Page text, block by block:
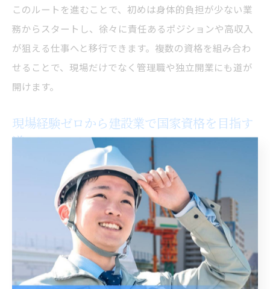
このルートを進むことで、初めは身体的負担が少ない業
務からスタートし、徐々に責任あるポジションや高収入
が狙える仕事へと移行できます。複数の資格を組み合わ
せることで、現場だけでなく管理職や独立開業にも道が
開けます。
現場経験ゼロから建設業で国家資格を目指す
道
現場経験が全くない方でも、建設業の国家資格取得は十
分可能です。まずは「受験資格に実務経験が不要な資
格」から挑戦し、合格後に現場で経験を積む流れが一般
例えば、危険物取扱者や第二種電気工事士は、未経験者
が最初に取得しやすい資格として人気があります。資格